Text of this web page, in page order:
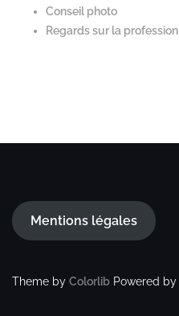
Conseil photo
Regards sur la profession
Mentions légales
Theme by Colorlib Powered by